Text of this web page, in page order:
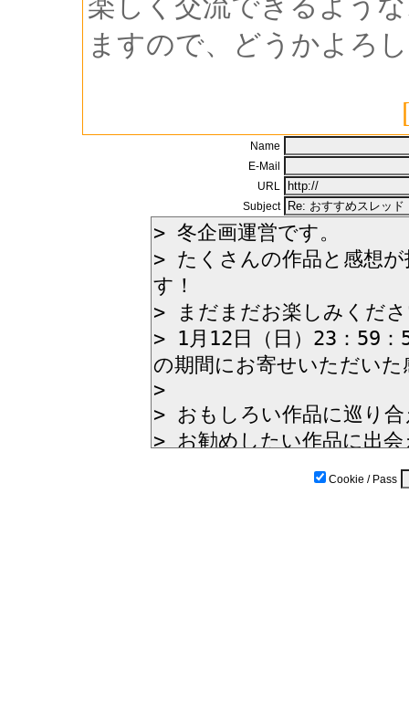
ますので、どうかよろ
Name
E-Mail
URL
Subject
Cookie / Pass